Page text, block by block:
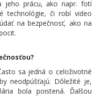
jeho prácu, ako napr. fotí
technológie, či robí video
na bezpečnosť, ako na
sa jedná o celoživotné
neodpúšťajú. Dôležité je,
bola poistená. Ďalšou